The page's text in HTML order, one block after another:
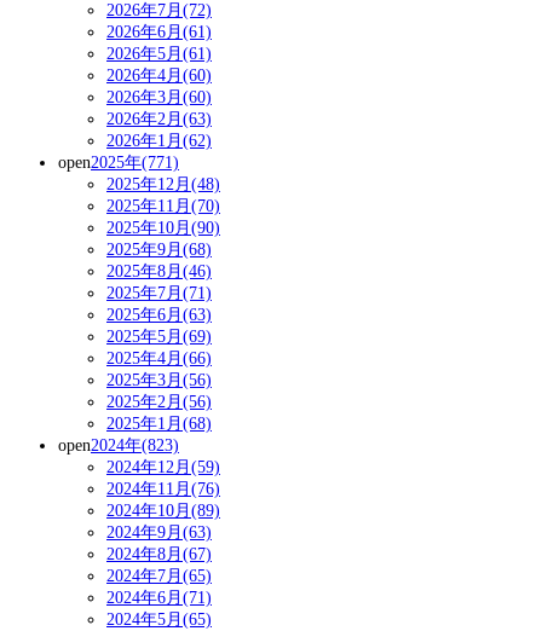
2026年7月(72)
2026年6月(61)
2026年5月(61)
2026年4月(60)
2026年3月(60)
2026年2月(63)
2026年1月(62)
open2025年(771)
2025年12月(48)
2025年11月(70)
2025年10月(90)
2025年9月(68)
2025年8月(46)
2025年7月(71)
2025年6月(63)
2025年5月(69)
2025年4月(66)
2025年3月(56)
2025年2月(56)
2025年1月(68)
open2024年(823)
2024年12月(59)
2024年11月(76)
2024年10月(89)
2024年9月(63)
2024年8月(67)
2024年7月(65)
2024年6月(71)
2024年5月(65)